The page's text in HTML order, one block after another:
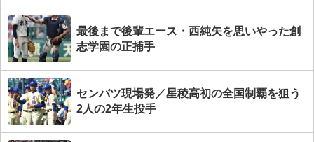
最後まで後輩エース・西純矢を思いやった創
志学園の正捕手
センバツ現場発／星稜高初の全国制覇を狙う
2人の2年生投手